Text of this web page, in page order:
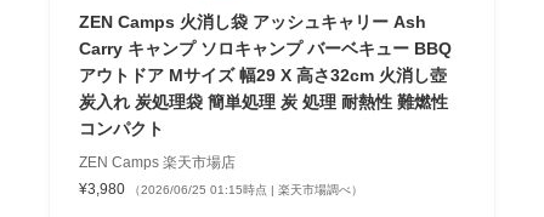
ZEN Camps 火消し袋 アッシュキャリー Ash
Carry キャンプ ソロキャンプ バーベキュー BBQ
アウトドア Mサイズ 幅29 X 高さ32cm 火消し壺
炭入れ 炭処理袋 簡単処理 炭 処理 耐熱性 難燃性
コンパクト
ZEN Camps 楽天市場店
¥3,980
（2026/06/25 01:15時点 | 楽天市場調べ）